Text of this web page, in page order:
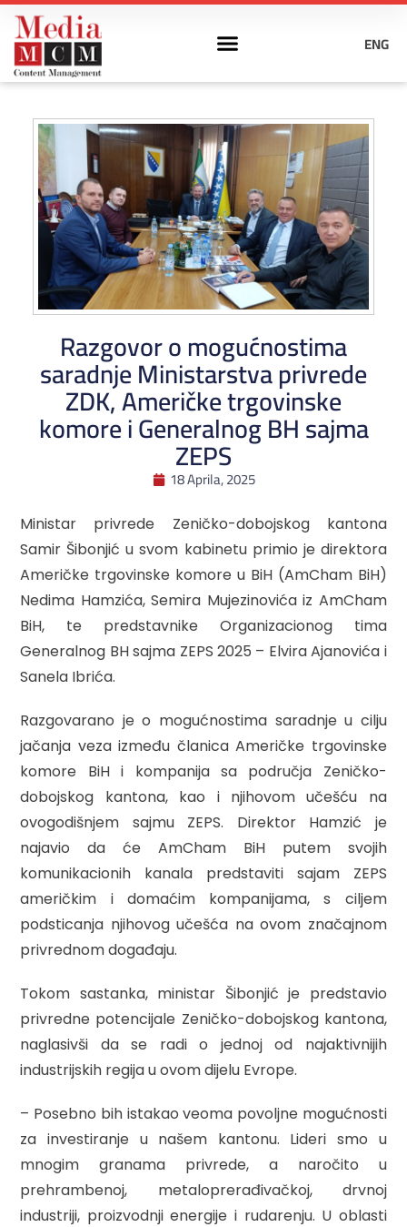
ENG
Razgovor o mogućnostima
saradnje Ministarstva privrede
ZDK, Američke trgovinske
komore i Generalnog BH sajma
ZEPS
18 Aprila, 2025
Ministar privrede Zeničko-dobojskog kantona
Samir Šibonjić u svom kabinetu primio je direktora
Američke trgovinske komore u BiH (AmCham BiH)
Nedima Hamzića, Semira Mujezinovića iz AmCham
BiH, te predstavnike Organizacionog tima
Generalnog BH sajma ZEPS 2025 – Elvira Ajanovića i
Sanela Ibrića.
Razgovarano je o mogućnostima saradnje u cilju
jačanja veza između članica Američke trgovinske
komore BiH i kompanija sa područja Zeničko-
dobojskog kantona, kao i njihovom učešću na
ovogodišnjem sajmu ZEPS. Direktor Hamzić je
najavio da će AmCham BiH putem svojih
komunikacionih kanala predstaviti sajam ZEPS
američkim i domaćim kompanijama, s ciljem
podsticanja njihovog učešća na ovom značajnom
privrednom događaju.
Tokom sastanka, ministar Šibonjić je predstavio
privredne potencijale Zeničko-dobojskog kantona,
naglasivši da se radi o jednoj od najaktivnijih
industrijskih regija u ovom dijelu Evrope.
– Posebno bih istakao veoma povoljne mogućnosti
za investiranje u našem kantonu. Lideri smo u
mnogim granama privrede, a naročito u
prehrambenoj, metaloprerađivačkoj, drvnoj
industriji, proizvodnji energije i rudarenju. U oblasti